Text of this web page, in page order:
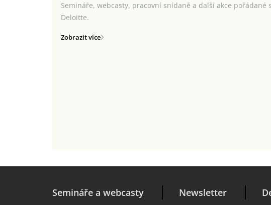
Semináře, webcasty, pracovní snídaně a další akce pořádané
Deloitte.
Zobrazit více
Semináře a webcasty Newsletter